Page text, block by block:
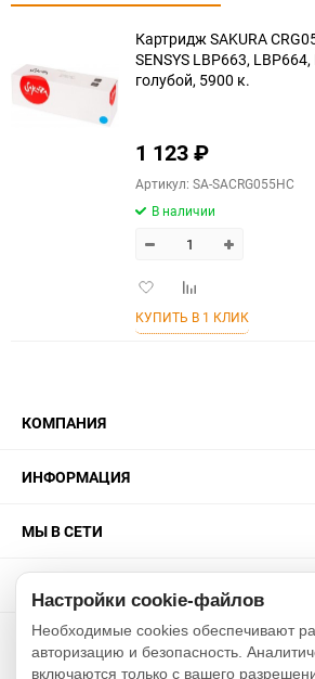
Картридж SAKURA
SENSYS LBP663,
голубой, 5900 к.
1 123₽
Артикул: SA-SACRG055HC
В наличии
Добавить
избранное
Добавить
сравнению
КУПИТЬ В 1 КЛИК
КОМПАНИЯ
ИНФОРМАЦИЯ
МЫ В СЕТИ
2015-2026
Настройки cookie-файлов
Необходимые cookies обеспечивают
авторизацию и безопасность.
включаются только с вашего